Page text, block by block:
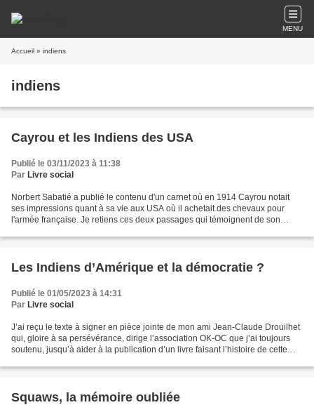
MENU
Accueil » indiens
indiens
Cayrou et les Indiens des USA
Publié le 03/11/2023 à 11:38
Par Livre social
Norbert Sabatié a publié le contenu d'un carnet où en 1914 Cayrou notait
ses impressions quant à sa vie aux USA où il achetait des chevaux pour
l'armée française. Je retiens ces deux passages qui témoignent de son
Les Indiens d’Amérique et la démocratie ?
Publié le 01/05/2023 à 14:31
Par Livre social
J’ai reçu le texte à signer en pièce jointe de mon ami Jean-Claude Drouilhet
qui, gloire à sa persévérance, dirige l’association OK-OC que j’ai toujours
soutenu, jusqu’à aider à la publication d’un livre faisant l’histoire de cette
Squaws, la mémoire oubliée